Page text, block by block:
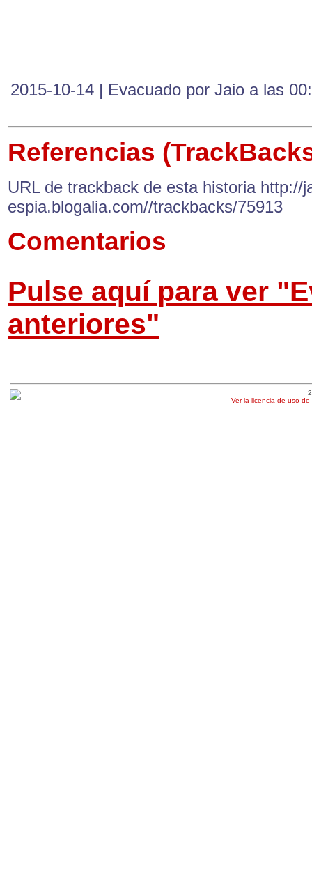
2015-10-14 | Evacuado por Jaio a las
Referencias
URL de trackback de esta historia http://
espia.blogalia.com//trackbacks/75913
Comentarios
Pulse aquí para ver
anteriores"
Ver la licencia de uso